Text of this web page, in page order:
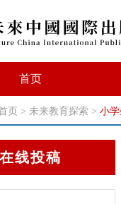
首页
页 > 未来教育探索 > 小
在线投稿